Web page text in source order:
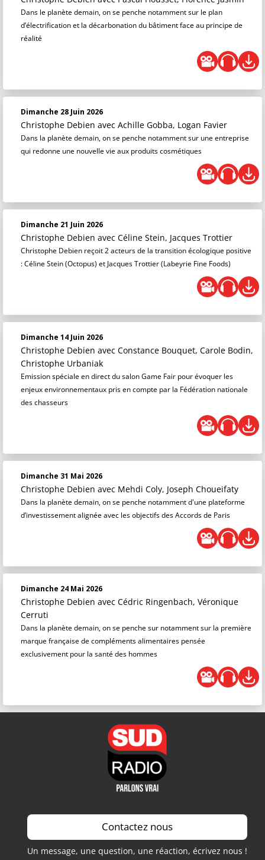
Dans le planète demain, on se penche notamment sur le plan
d’électrification et la décarbonation du bâtiment face au principe de
réalité
Dimanche 28 Juin 2026
Christophe Debien avec Achille Gobba, Logan Favier
Dans la planète demain, on se penche notamment sur une entreprise
qui redonne une nouvelle vie aux produits cosmétiques
Dimanche 21 Juin 2026
Christophe Debien avec Céline Stein, Jacques Trottier
Christophe Debien reçoit 2 acteurs de la transition écologique positive
: Céline Stein (Octopus) et Jacques Trottier (Labeyrie Fine Foods)
Dimanche 14 Juin 2026
Christophe Debien avec Constance Bouquet, Carole Bodin,
Christophe Urbaniak
Emission spéciale en direct du salon Game Fair pour évoquer les
enjeux environnementaux pris en compte par la Fédération nationale
des chasseurs
Dimanche 31 Mai 2026
Christophe Debien avec Mehdi Coly, Joseph Choueifaty
Dans la planète demain, on se penche notamment d'une plateforme
d’investissement alignée avec les objectifs des Accords de Paris
Dimanche 24 Mai 2026
Christophe Debien avec Cédric Ringenbach, Véronique
Cerruti
Dans la planète demain, on se penche sur notamment sur la première
marque française de compléments alimentaires pensée
exclusivement pour la santé des hommes
Contactez nous
Un message, une question, une réaction, écrivez nous !